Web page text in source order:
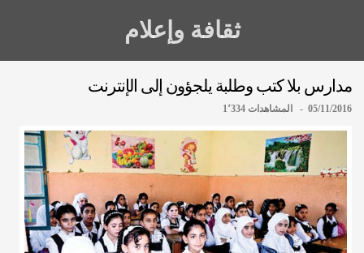
ثقافة وإعلام
مدارس بلا كتب وطلبة يلجؤون إلى الإنترنت
05/11/2016 - المشاهدات 1٬334